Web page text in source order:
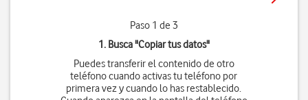
Paso 1 de 3
1. Busca "Copiar tus datos"
Puedes transferir el contenido de otro
teléfono cuando activas tu teléfono por
primera vez y cuando lo has restablecido.